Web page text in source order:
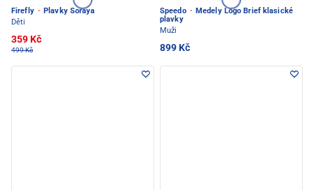
Firefly · Plavky Soraya
Děti
359 Kč
499 Kč
Speedo · Medely Logo Brief klasické
plavky
Muži
899 Kč